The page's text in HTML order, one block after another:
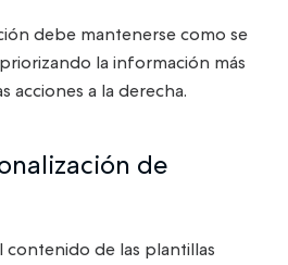
debe mantenerse como se
la información más
acciones a la derecha.
de
de las plantillas